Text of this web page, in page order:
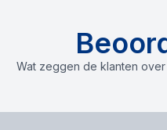
Wat zeggen de klanten